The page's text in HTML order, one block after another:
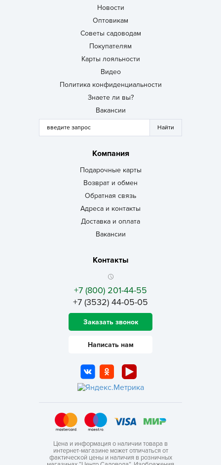
Новости
Оптовикам
Советы садоводам
Покупателям
Карты лояльности
Видео
Политика конфиденциальности
Знаете ли вы?
Вакансии
Компания
Подарочные карты
Возврат и обмен
Обратная связь
Адреса и контакты
Доставка и оплата
Вакансии
Контакты
+7 (800) 201-44-55
+7 (3532) 44-05-05
Заказать звонок
Написать нам
Цена и информация о наличии товара в
интернет-магазине может отличаться от
фактической цены и наличия в розничных